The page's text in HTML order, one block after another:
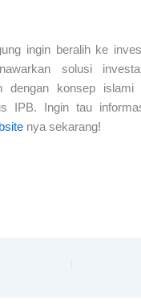
ingin beralih ke
solusi
dengan konsep
IPB. Ingin tau
nya sekarang!